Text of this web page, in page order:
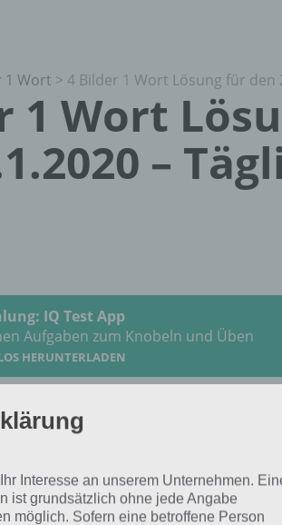
1 Wort > 4 Bilder 1 Wort Lösung für den
1 Wort
–
IQ Test App
Aufgaben zum Knobeln und Üben
HERUNTERLADEN
Rätsel vom 26.1.2020 zu
dort aktuell feststeckst, hier die
Interesse an unserem Unternehmen.
ist grundsätzlich ohne jede Angabe
möglich. Sofern eine betroffene Person